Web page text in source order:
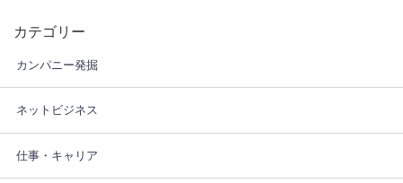
カテゴリー
カンパニー発掘
ネットビジネス
仕事・キャリア